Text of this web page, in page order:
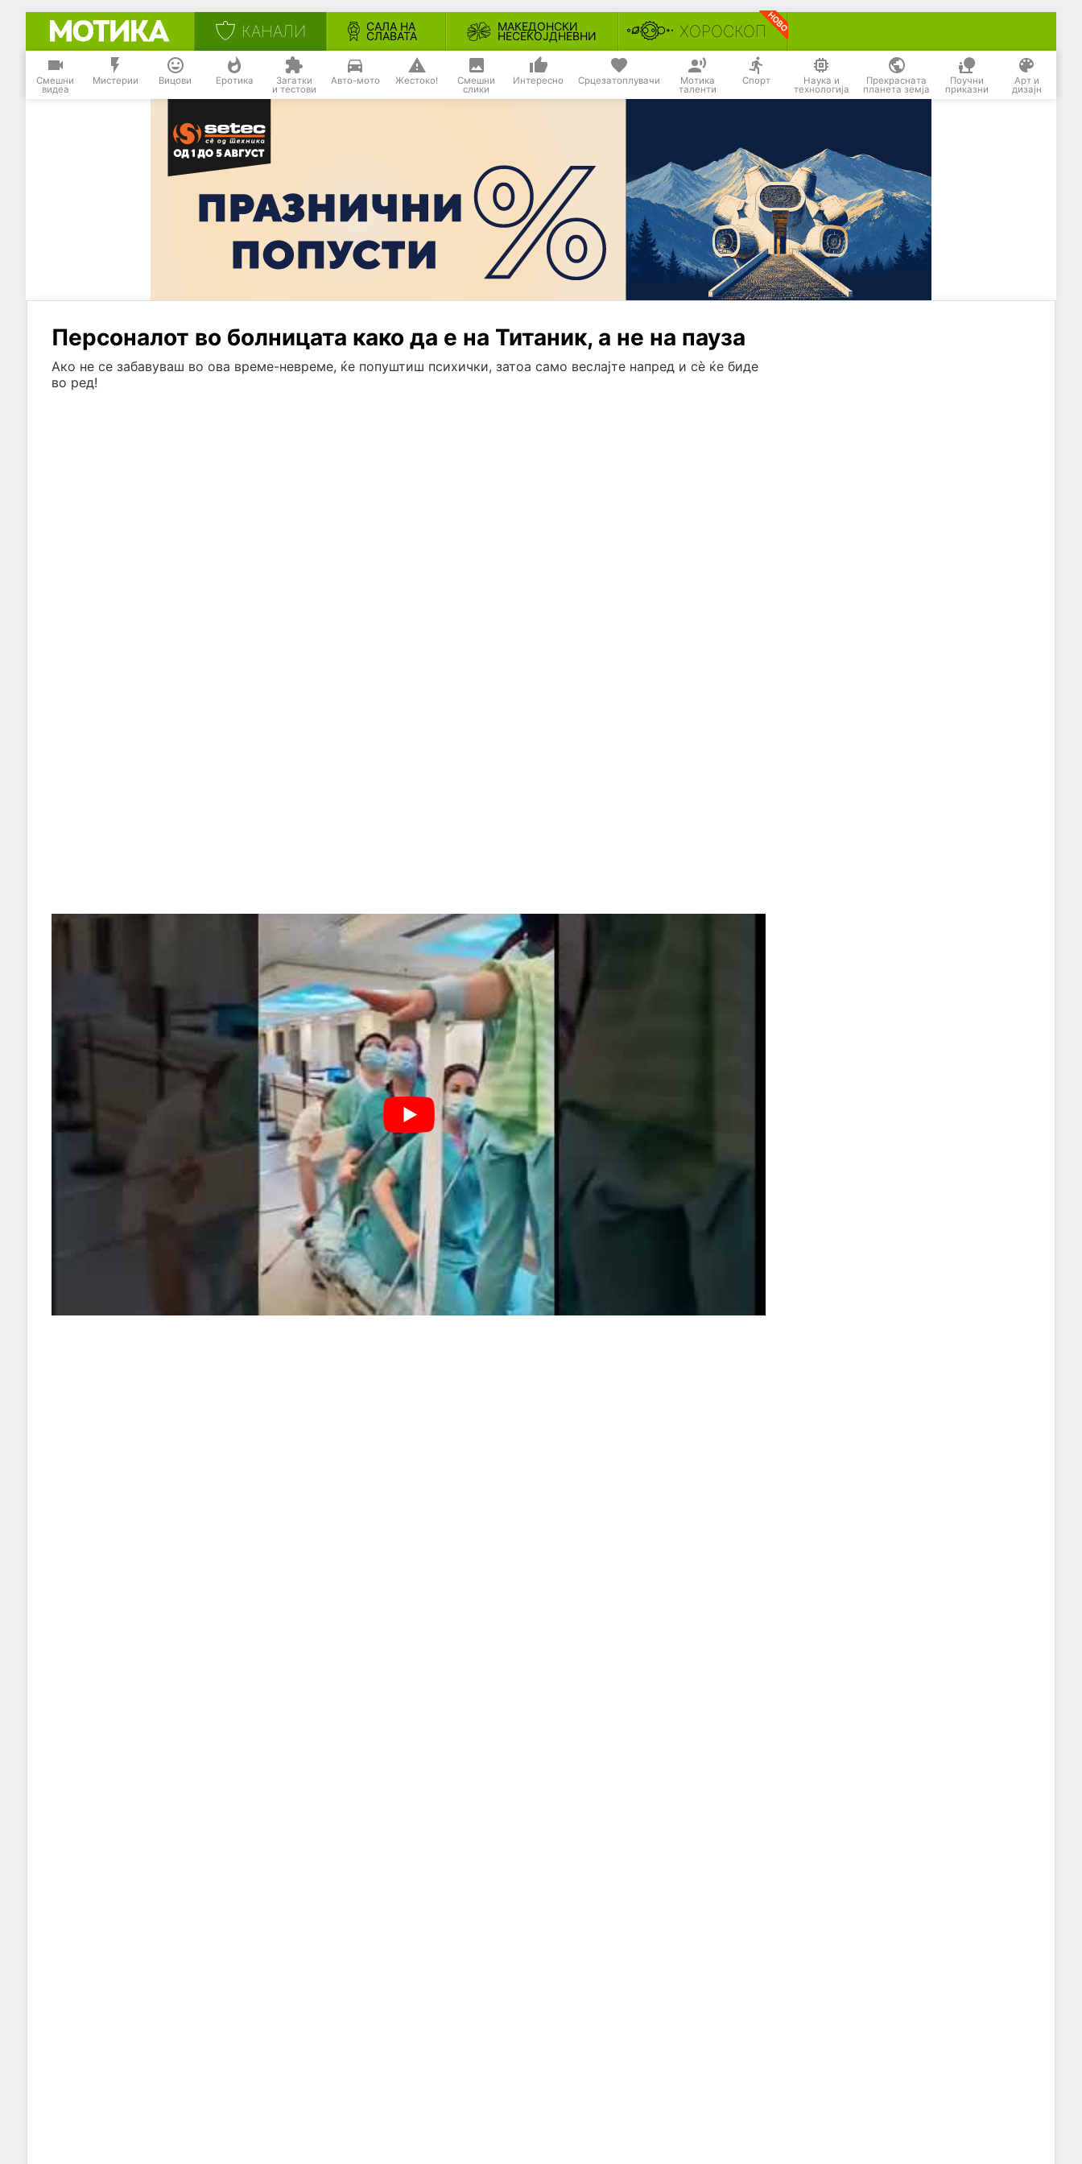
КАНАЛИ САЛА НА
СЛАВАТА
МАКЕДОНСКИ
НЕСЕКОЈДНЕВНИ ХОРОСКОП
Смешни
видеа
Мистерии Вицови Еротика Загатки
и тестови
Авто-мото Жестоко! Смешни
слики
Интересно Срцезатоплувачи Мотика
таленти
Спорт Наука и
технологија
Прекрасната
планета земја
Поучни
приказни
Арт и
дизајн
Персоналот во болницата како да е на Титаник, а не на пауза
Ако не се забавуваш во ова време-невреме, ќе попуштиш психички, затоа само веслајте напред и сѐ ќе биде
во ред!